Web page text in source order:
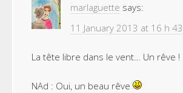
marlaguette says:
11 January 2013 at 16 h 43
La tête libre dans le vent… Un rêve !
NAd : Oui, un beau rêve